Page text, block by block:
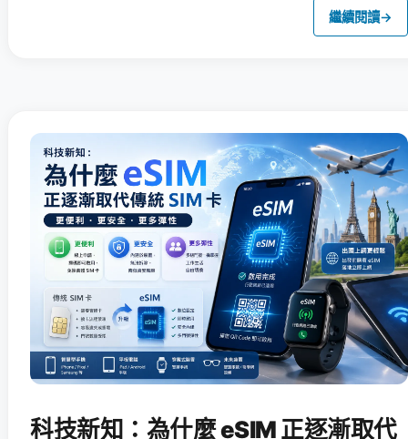
繼續閱讀→
科技新知：為什麼 eSIM 正逐漸取代